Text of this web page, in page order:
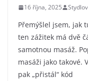
16 října, 2025 Stydlov
Přemýšlel jsem, jak
ten zážitek má dvě
samotnou masáž.
masáži jako takové.
pak „přistál“ kód